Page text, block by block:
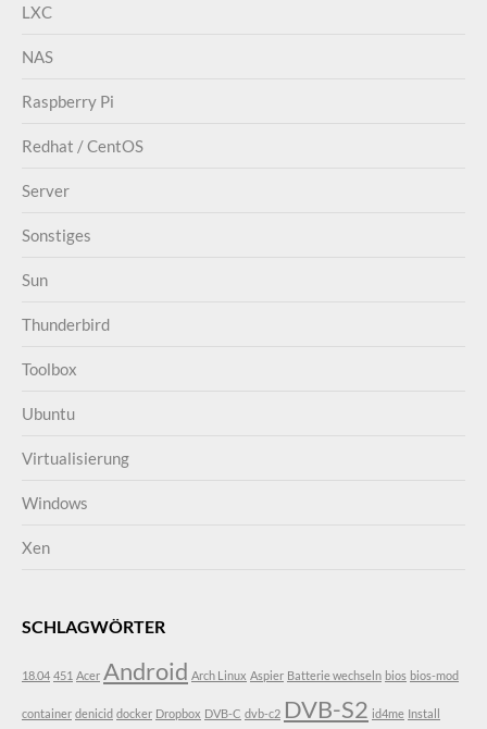
LXC
NAS
Raspberry Pi
Redhat / CentOS
Server
Sonstiges
Sun
Thunderbird
Toolbox
Ubuntu
Virtualisierung
Windows
Xen
SCHLAGWÖRTER
18.04 451 Acer Android Arch Linux Aspier Batterie wechseln bios bios-mod
container denicid docker Dropbox DVB-C dvb-c2 DVB-S2 id4me Install